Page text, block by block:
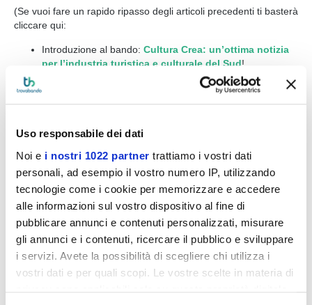
Uso responsabile dei dati
Noi e i nostri 1022 partner trattiamo i vostri dati
personali, ad esempio il vostro numero IP, utilizzando
tecnologie come i cookie per memorizzare e accedere
alle informazioni sul vostro dispositivo al fine di
pubblicare annunci e contenuti personalizzati, misurare
gli annunci e i contenuti, ricercare il pubblico e sviluppare
i servizi. Avete la possibilità di scegliere chi utilizza i
vostri dati e per quali scopi. Le vostre scelte in materia di
(Se vuoi fare un rapido ripasso degli articoli precedenti ti basterà
cliccare qui:
Introduzione al bando: Cultura Crea: un’ottima notizia
per l’industria turistica e culturale del Sud!
Creazione di nuove imprese nell’industria
Linea 2:Sviluppo delle imprese dell’industria
Dai…un ultimo sforzo e potrai considerarti un esperto del bando
La Terza Linea Cultura Crea (Sostegno ai soggetti del terzo
settore dell’industria culturale
) ha come obiettivo il
sostegno
per lo sviluppo e il consolidamento di imprese
soggetti del terzo settorenelle attività collegate alla
di beni, ai servizi e alle attività culturali, anche favorendo
forme di gestione integrata.
Quanti paroloni… vediamo nel dettaglio di cosa si tratta!